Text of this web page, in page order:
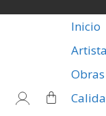
Inicio
Obras